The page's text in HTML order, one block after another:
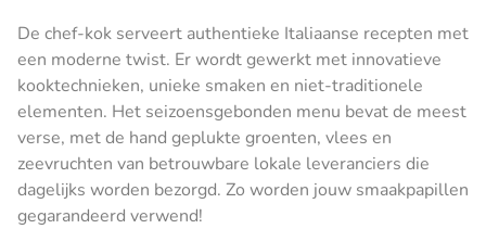
De chef-kok serveert authentieke Italiaanse recepten met
een moderne twist. Er wordt gewerkt met innovatieve
kooktechnieken, unieke smaken en niet-traditionele
elementen. Het seizoensgebonden menu bevat de meest
verse, met de hand geplukte groenten, vlees en
zeevruchten van betrouwbare lokale leveranciers die
dagelijks worden bezorgd. Zo worden jouw smaakpapillen
gegarandeerd verwend!